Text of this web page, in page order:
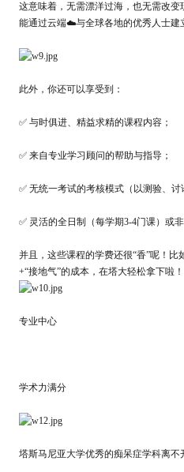
这意味着，无需漂洋过海，也无需改
能通过云端☁️与全球各地的优秀人士建
此外，你还可以享受到：
✅ 与时俱进、精益求精的课程内容；
✅ 来自专业学习顾问的帮助与指导；
✅ 无统一考试的考核模式（以测验、
✅ 灵活的全日制（每学期3-4门课）或
并且，这些课程的学费还很“香”呢！
+“接地气”的成本，在塔大轻松拿下啦！
专业中心
学术力满分
塔斯马尼亚大学优秀的痴呆症学科离